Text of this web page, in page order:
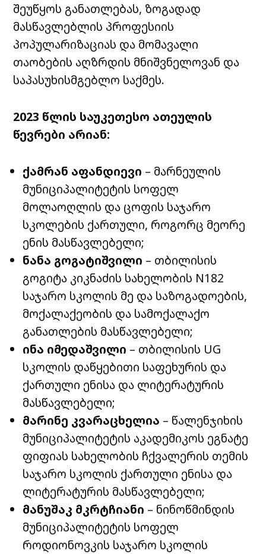
შეუწყოს განათლებას, ზოგადად
მასწავლებლის პროფესიის
პოპულარიზაციას და მომავალი
თაობების აღზრდის მნიშვნელოვან და
საპასუხისმგებლო საქმეს.
2023 წლის საუკეთესო ათეულის
წევრები არიან:
ქამრან აფანდიევი – მარნეულის
მუნიციპალიტეტის სოფელ
მოლაოღლის და ცოფის საჯარო
სკოლების ქართული, როგორც მეორე
ენის მასწავლებელი;
ნანა გოგატიშვილი – თბილისის
გოგიტა კიკნაძის სახელობის N182
საჯარო სკოლის მე და საზოგადოების,
მოქალაქეობის და სამოქალაქო
განათლების მასწავლებელი;
ინა იმედაშვილი – თბილისის UG
სკოლის დაწყებითი საფეხურის და
ქართული ენისა და ლიტერატურის
მასწავლებელი;
მარინე კვარაცხელია – წალენჯიხის
მუნიციპალიტეტის აკადემიკოს ეგნატე
ფიფიას სახელობის ჩქვალერის თემის
საჯარო სკოლის ქართული ენისა და
ლიტერატურის მასწავლებელი;
მანუშაკ მკრტჩიანი – ნინოწმინდის
მუნიციპალიტეტის სოფელ
როდიონოვკის საჯარო სკოლის